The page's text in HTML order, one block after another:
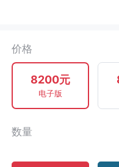
价格
8200元
电子版
数量